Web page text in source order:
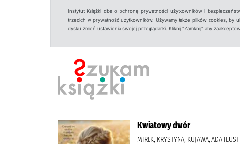
Instytut Książki dba o ochronę prywatności użytkowników i
trzecich w prywatność użytkowników. Używamy także plików cookies, by
dysku zmień ustawienia swojej przeglądarki. Kliknij "Zamknij" aby
Kwiatowy dwór
MIREK, KRYSTYNA, KUJAWA, ADA